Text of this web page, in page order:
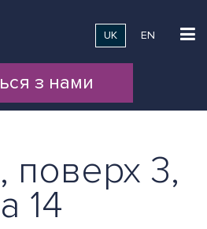
UK EN
з нами
поверх 3,
14